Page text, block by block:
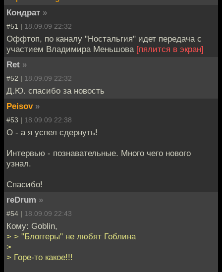
Кондрат »
#51 | 18.09.09 22:32
Оффтоп, по каналу "Ностальгия" идет передача с
участием Владимира Меньшова [пялится в экран]
Ret »
#52 | 18.09.09 22:32
Д.Ю. спасибо за новость
Peisov »
#53 | 18.09.09 22:38
О - а я успел сдернуть!
Интервью - познавательные. Много чего нового
узнал.
Спасибо!
reDrum »
#54 | 18.09.09 22:43
Кому: Goblin,
> > "Блоггеры" не любят Гоблина
>
> Горе-то какое!!!